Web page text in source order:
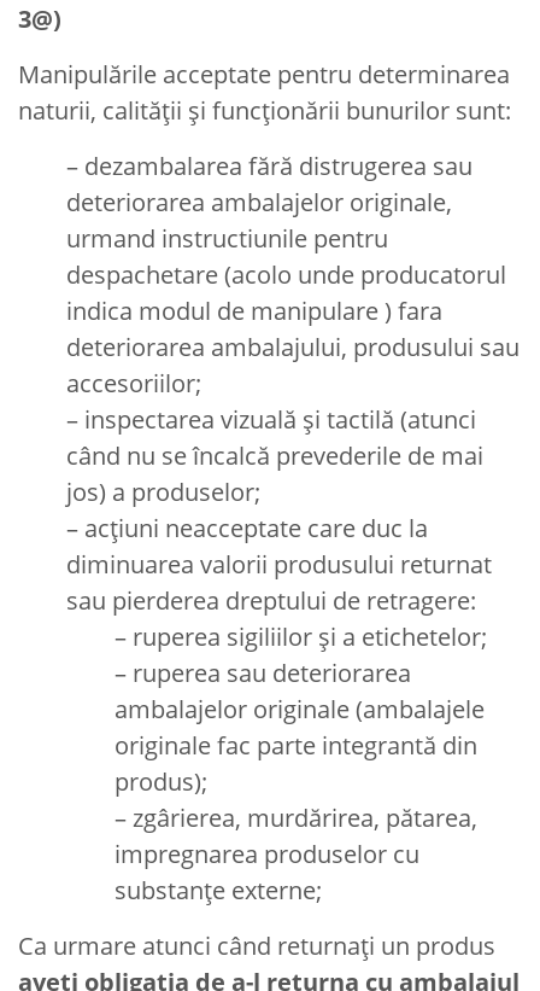
3@)
Manipulările acceptate pentru determinarea
naturii, calității și funcționării bunurilor sunt:
– dezambalarea fără distrugerea sau
deteriorarea ambalajelor originale,
urmand instructiunile pentru
despachetare (acolo unde producatorul
indica modul de manipulare ) fara
deteriorarea ambalajului, produsului sau
accesoriilor;
– inspectarea vizuală și tactilă (atunci
când nu se încalcă prevederile de mai
jos) a produselor;
– acţiuni neacceptate care duc la
diminuarea valorii produsului returnat
sau pierderea dreptului de retragere:
– ruperea sigiliilor și a etichetelor;
– ruperea sau deteriorarea
ambalajelor originale (ambalajele
originale fac parte integrantă din
produs);
– zgârierea, murdărirea, pătarea,
impregnarea produselor cu
substanțe externe;
Ca urmare atunci când returnați un produs
aveți obligația de a-l returna cu ambalajul